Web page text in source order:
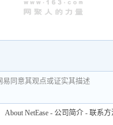
易同意其观点或证实其描述
About NetEase - 公司简介 - 联系方